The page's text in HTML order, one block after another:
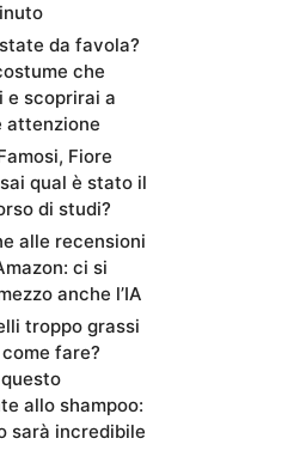
da favola?
che
e scoprirai a
attenzione
Fiore
qual è stato il
di studi?
alle recensioni
ci si
anche l’IA
troppo grassi
fare?
allo shampoo:
sarà incredibile